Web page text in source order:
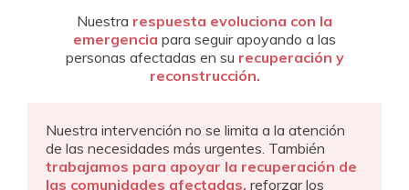
Nuestra respuesta evoluciona con la
emergencia para seguir apoyando a las
personas afectadas en su recuperación y
reconstrucción.
Nuestra intervención no se limita a la atención
de las necesidades más urgentes. También
trabajamos para apoyar la recuperación de
las comunidades afectadas, reforzar los